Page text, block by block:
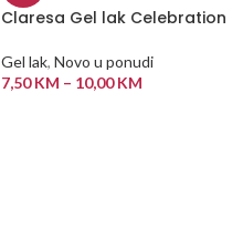
Claresa Gel lak Celebration
Gel lak, Novo u ponudi
7,50KM – 10,00KM